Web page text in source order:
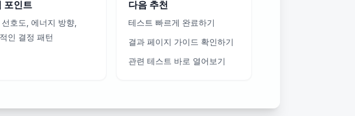
포인트
호도, 에너지 방향,
인 결정 패턴
다음 추천
테스트 빠르게 완료하기
결과 페이지 가이드 확인하기
관련 테스트 바로 열어보기